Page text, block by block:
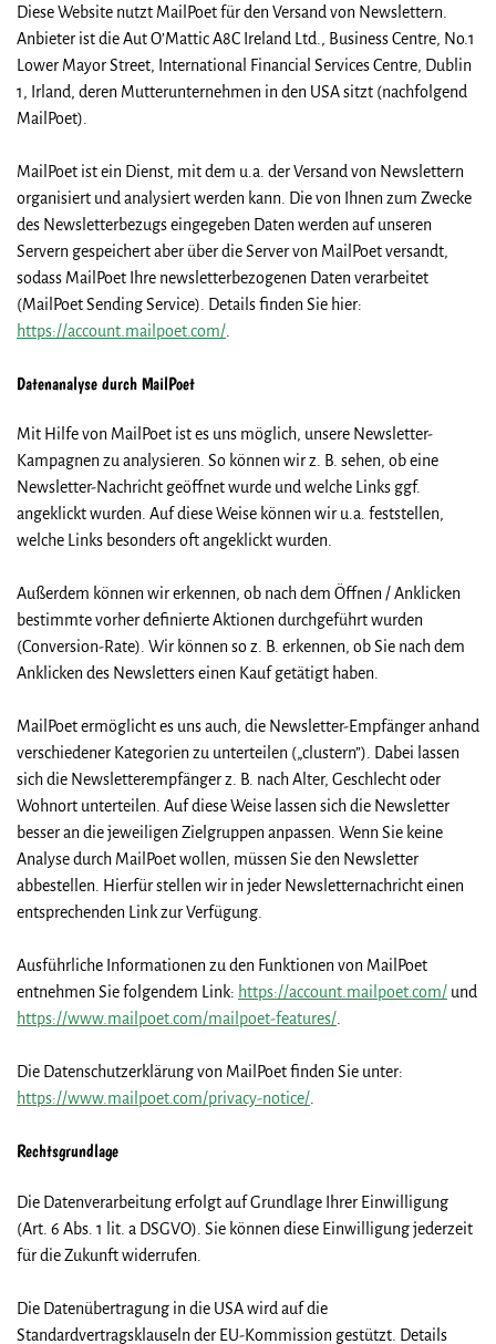
Diese Website nutzt MailPoet für den Versand von Newslettern.
Anbieter ist die Aut O’Mattic A8C Ireland Ltd., Business Centre, No.1
Lower Mayor Street, International Financial Services Centre, Dublin
1, Irland, deren Mutterunternehmen in den USA sitzt (nachfolgend
MailPoet).
MailPoet ist ein Dienst, mit dem u.a. der Versand von Newslettern
organisiert und analysiert werden kann. Die von Ihnen zum Zwecke
des Newsletterbezugs eingegeben Daten werden auf unseren
Servern gespeichert aber über die Server von MailPoet versandt,
sodass MailPoet Ihre newsletterbezogenen Daten verarbeitet
(MailPoet Sending Service). Details finden Sie hier:
https://account.mailpoet.com/
Datenanalyse durch MailPoet
Mit Hilfe von MailPoet ist es uns möglich, unsere Newsletter-
Kampagnen zu analysieren. So können wir z. B. sehen, ob eine
Newsletter-Nachricht geöffnet wurde und welche Links ggf.
angeklickt wurden. Auf diese Weise können wir u.a. feststellen,
welche Links besonders oft angeklickt wurden.
Außerdem können wir erkennen, ob nach dem Öffnen / Anklicken
bestimmte vorher definierte Aktionen durchgeführt wurden
(Conversion-Rate). Wir können so z. B. erkennen, ob Sie nach dem
Anklicken des Newsletters einen Kauf getätigt haben.
MailPoet ermöglicht es uns auch, die Newsletter-Empfänger anhand
verschiedener Kategorien zu unterteilen („clustern”). Dabei lassen
sich die Newsletterempfänger z. B. nach Alter, Geschlecht oder
Wohnort unterteilen. Auf diese Weise lassen sich die Newsletter
besser an die jeweiligen Zielgruppen anpassen. Wenn Sie keine
Analyse durch MailPoet wollen, müssen Sie den Newsletter
abbestellen. Hierfür stellen wir in jeder Newsletternachricht einen
entsprechenden Link zur Verfügung.
Ausführliche Informationen zu den Funktionen von MailPoet
entnehmen Sie folgendem Link: https://account.mailpoet.com/ und
https://www.mailpoet.com/mailpoet-features/.
Die Datenschutzerklärung von MailPoet finden Sie unter:
https://www.mailpoet.com/privacy-notice/.
Rechtsgrundlage
Die Datenverarbeitung erfolgt auf Grundlage Ihrer Einwilligung
(Art. 6 Abs. 1 lit. a DSGVO). Sie können diese Einwilligung jederzeit
für die Zukunft widerrufen.
Die Datenübertragung in die USA wird auf die
Standardvertragsklauseln der EU-Kommission gestützt. Details